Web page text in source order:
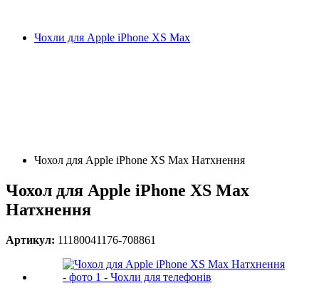
Чохли для Apple iPhone XS Max
Чохол для Apple iPhone XS Max Натхнення
Чохол для Apple iPhone XS Max
Натхнення
Артикул: 11180041176-708861